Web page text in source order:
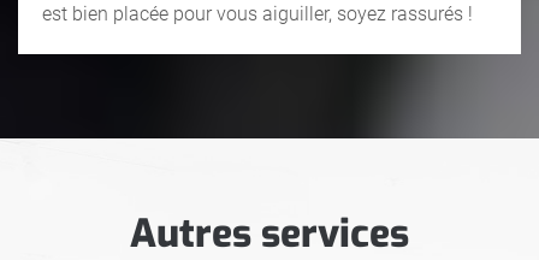
est bien placée pour vous aiguiller, soyez rassurés !
Autres services